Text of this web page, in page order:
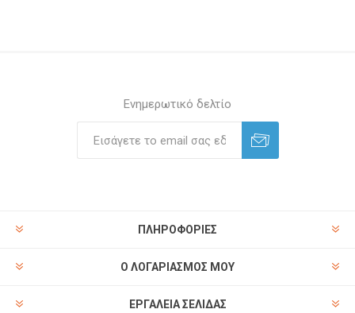
Ενημερωτικό δελτίο
ΠΛΗΡΟΦΟΡΊΕΣ
Ο ΛΟΓΑΡΙΑΣΜΌΣ ΜΟΥ
ΕΡΓΑΛΕΊΑ ΣΕΛΊΔΑΣ